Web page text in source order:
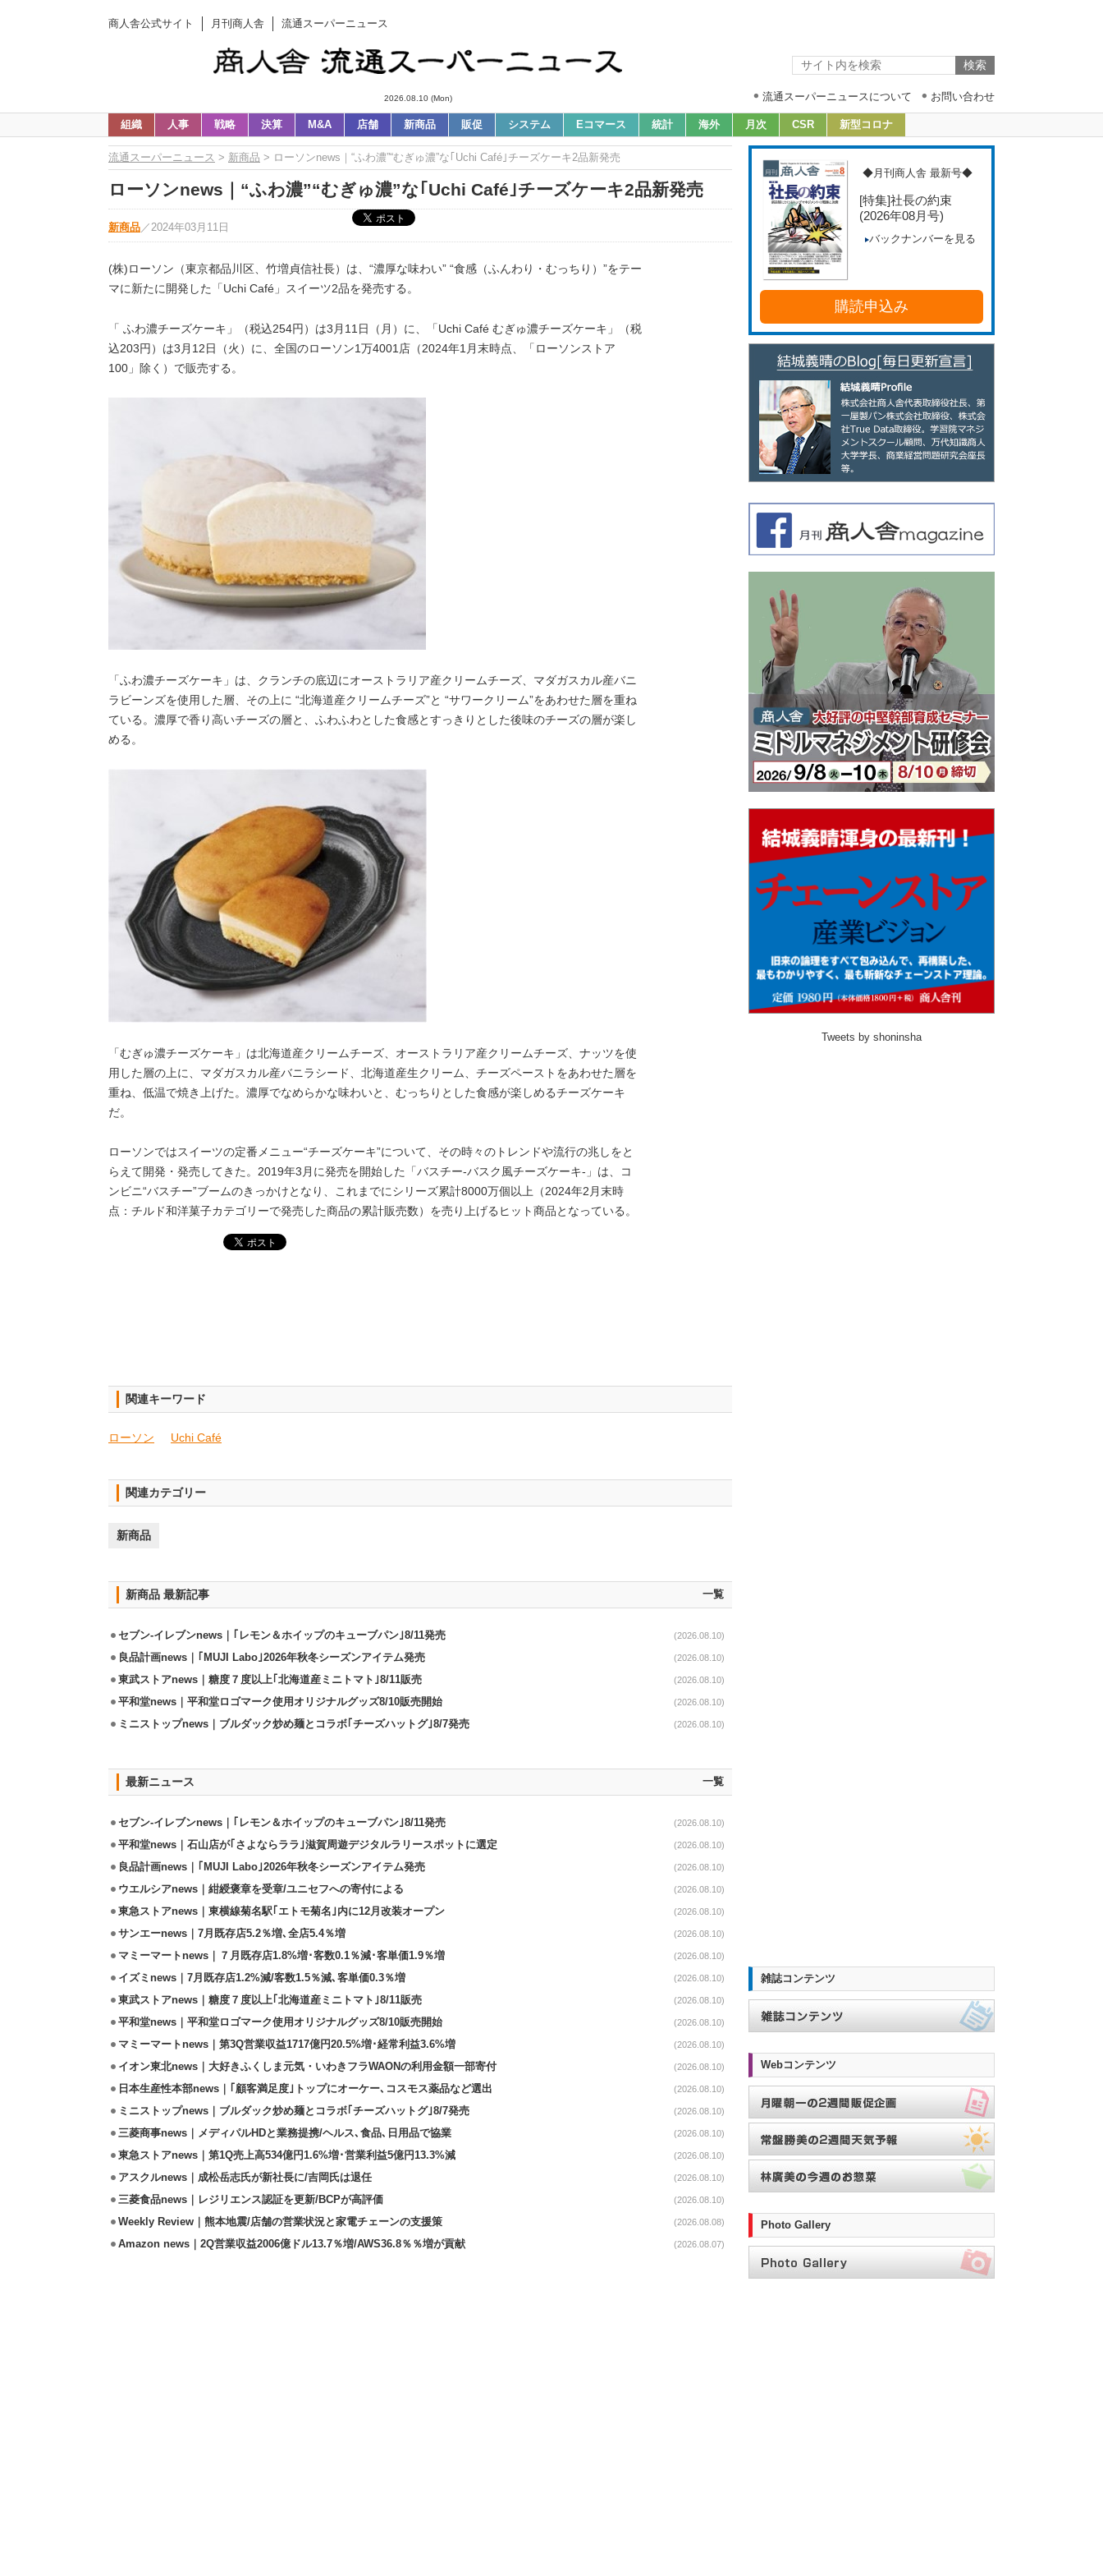
商人舎公式サイト 月刊商人舎 流通スーパーニュース
2026.08.10 (Mon) 流通スーパーニュースについて お問い合わせ
組織 人事 戦略 決算 M&A 店舗 新商品 販促 システム Eコマース 統計 海外 月次 CSR 新型コロナ
流通スーパーニュース > 新商品 > ローソンnews｜“ふわ濃”“むぎゅ濃”な｢Uchi Café｣チーズケーキ2品新発売
ローソンnews｜“ふわ濃”“むぎゅ濃”な｢Uchi Café｣チーズケーキ2品新発売
新商品 ／ 2024年03月11日
(株)ローソン（東京都品川区、竹増貞信社長）は、“濃厚な味わい” “食感（ふんわり・むっちり）”をテー
マに新たに開発した「Uchi Café」スイーツ2品を発売する。
「 ふわ濃チーズケーキ」（税込254円）は3月11日（月）に、「Uchi Café むぎゅ濃チーズケーキ」（税
込203円）は3月12日（火）に、全国のローソン1万4001店（2024年1月末時点、「ローソンストア
100」除く）で販売する。
「ふわ濃チーズケーキ」は、クランチの底辺にオーストラリア産クリームチーズ、マダガスカル産バニ
ラビーンズを使用した層、その上に “北海道産クリームチーズ”と “サワークリーム”をあわせた層を重ね
ている。濃厚で香り高いチーズの層と、ふわふわとした食感とすっきりとした後味のチーズの層が楽し
める。
「むぎゅ濃チーズケーキ」は北海道産クリームチーズ、オーストラリア産クリームチーズ、ナッツを使
用した層の上に、マダガスカル産バニラシード、北海道産生クリーム、チーズペーストをあわせた層を
重ね、低温で焼き上げた。濃厚でなめらかな味わいと、むっちりとした食感が楽しめるチーズケーキ
だ。
ローソンではスイーツの定番メニュー“チーズケーキ”について、その時々のトレンドや流行の兆しをと
らえて開発・発売してきた。2019年3月に発売を開始した「バスチー‐バスク風チーズケーキ-」は、コ
ンビニ“バスチー”ブームのきっかけとなり、これまでにシリーズ累計8000万個以上（2024年2月末時
点：チルド和洋菓子カテゴリーで発売した商品の累計販売数）を売り上げるヒット商品となっている。
関連キーワード
ローソン Uchi Café
関連カテゴリー
新商品
新商品 最新記事 一覧
セブン-イレブンnews｜｢レモン＆ホイップのキューブパン｣8/11発売 (2026.08.10)
良品計画news｜｢MUJI Labo｣2026年秋冬シーズンアイテム発売 (2026.08.10)
東武ストアnews｜糖度７度以上｢北海道産ミニトマト｣8/11販売 (2026.08.10)
平和堂news｜平和堂ロゴマーク使用オリジナルグッズ8/10販売開始 (2026.08.10)
ミニストップnews｜ブルダック炒め麺とコラボ｢チーズハットグ｣8/7発売 (2026.08.10)
最新ニュース 一覧
セブン-イレブンnews｜｢レモン＆ホイップのキューブパン｣8/11発売 (2026.08.10)
平和堂news｜石山店が｢さよならララ｣滋賀周遊デジタルラリースポットに選定 (2026.08.10)
良品計画news｜｢MUJI Labo｣2026年秋冬シーズンアイテム発売 (2026.08.10)
ウエルシアnews｜紺綬褒章を受章/ユニセフへの寄付による (2026.08.10)
東急ストアnews｜東横線菊名駅｢エトモ菊名｣内に12月改装オープン (2026.08.10)
サンエーnews｜7月既存店5.2％増､全店5.4％増 (2026.08.10)
マミーマートnews｜７月既存店1.8%増･客数0.1％減･客単価1.9％増 (2026.08.10)
イズミnews｜7月既存店1.2%減/客数1.5％減､客単価0.3％増 (2026.08.10)
東武ストアnews｜糖度７度以上｢北海道産ミニトマト｣8/11販売 (2026.08.10)
平和堂news｜平和堂ロゴマーク使用オリジナルグッズ8/10販売開始 (2026.08.10)
マミーマートnews｜第3Q営業収益1717億円20.5%増･経常利益3.6%増 (2026.08.10)
イオン東北news｜大好きふくしま元気・いわきフラWAONの利用金額一部寄付 (2026.08.10)
日本生産性本部news｜｢顧客満足度｣トップにオーケー､コスモス薬品など選出 (2026.08.10)
ミニストップnews｜ブルダック炒め麺とコラボ｢チーズハットグ｣8/7発売 (2026.08.10)
三菱商事news｜メディパルHDと業務提携/ヘルス､食品､日用品で協業 (2026.08.10)
東急ストアnews｜第1Q売上高534億円1.6%増･営業利益5億円13.3%減 (2026.08.10)
アスクルnews｜成松岳志氏が新社長に/吉岡氏は退任 (2026.08.10)
三菱食品news｜レジリエンス認証を更新/BCPが高評価 (2026.08.10)
Weekly Review｜熊本地震/店舗の営業状況と家電チェーンの支援策 (2026.08.08)
Amazon news｜2Q営業収益2006億ドル13.7％増/AWS36.8％％増が貢献 (2026.08.07)
◆月刊商人舎 最新号◆
[特集]社長の約束
(2026年08月号)
バックナンバーを見る
購読申込み
Tweets by shoninsha
雑誌コンテンツ
Webコンテンツ
Photo Gallery